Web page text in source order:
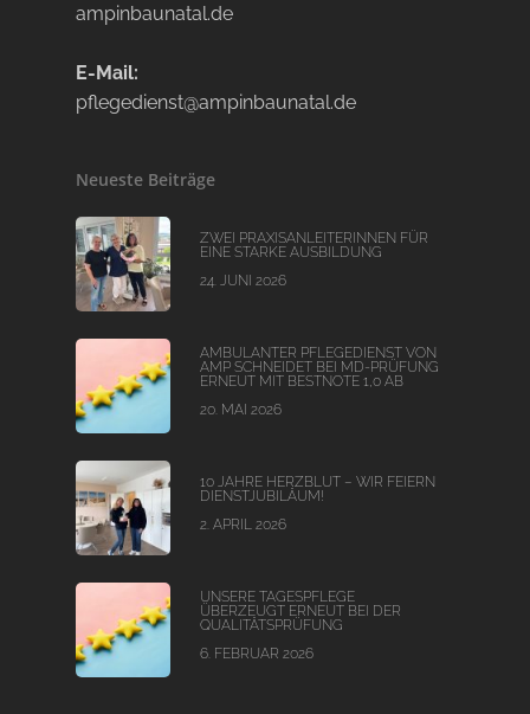
ampinbaunatal.de
E-Mail:
pflegedienst@ampinbaunatal.de
Neueste Beiträge
ZWEI PRAXISANLEITERINNEN FÜR
EINE STARKE AUSBILDUNG
24. JUNI 2026
AMBULANTER PFLEGEDIENST VON
AMP SCHNEIDET BEI MD-PRÜFUNG
ERNEUT MIT BESTNOTE 1,0 AB
20. MAI 2026
10 JAHRE HERZBLUT – WIR FEIERN
DIENSTJUBILÄUM!
2. APRIL 2026
UNSERE TAGESPFLEGE
ÜBERZEUGT ERNEUT BEI DER
QUALITÄTSPRÜFUNG
6. FEBRUAR 2026